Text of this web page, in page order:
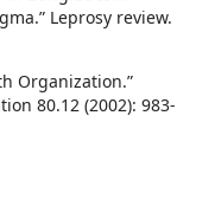
Leprosy review.
Organization.”
80.12 (2002): 983-